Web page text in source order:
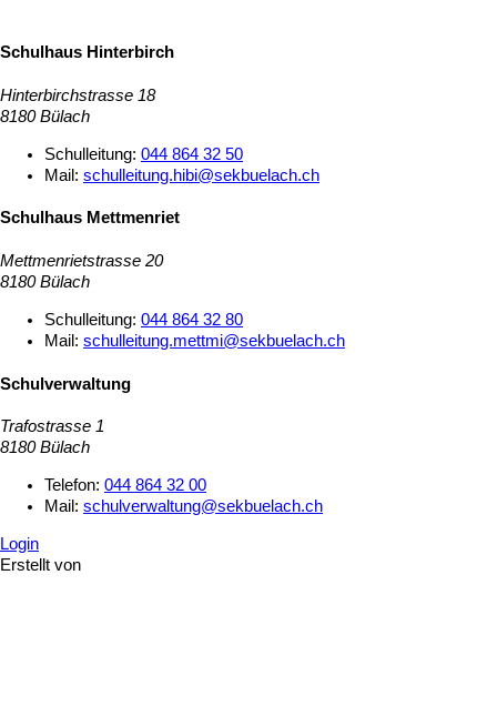
Schulhaus Hinterbirch
Hinterbirchstrasse 18
8180 Bülach
Schulleitung: 044 864 32 50
Mail: schulleitung.hibi@sekbuelach.ch
Schulhaus Mettmenriet
Mettmenrietstrasse 20
8180 Bülach
Schulleitung: 044 864 32 80
Mail: schulleitung.mettmi@sekbuelach.ch
Schulverwaltung
Trafostrasse 1
8180 Bülach
Telefon: 044 864 32 00
Mail: schulverwaltung@sekbuelach.ch
Login
Erstellt von